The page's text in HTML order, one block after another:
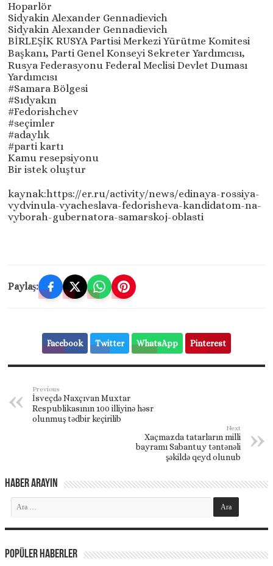
Hoparlör
Sidyakin Alexander Gennadievich
Sidyakin Alexander Gennadievich
BİRLEŞİK RUSYA Partisi Merkezi Yürütme Komitesi
Başkanı, Parti Genel Konseyi Sekreter Yardımcısı,
Rusya Federasyonu Federal Meclisi Devlet Duması
Yardımcısı
#Samara Bölgesi
#Sıdyakın
#Fedorishchev
#seçimler
#adaylık
#parti kartı
Kamu resepsiyonu
Bir istek oluştur
kaynak:https://er.ru/activity/news/edinaya-rossiya-
vydvinula-vyacheslava-fedorisheva-kandidatom-na-
vyborah-gubernatora-samarskoj-oblasti
Paylaş:
Facebook Twitter WhatsApp Pinterest
Previous
İsveçdə Naxçıvan Muxtar
Respublikasının 100 illiyinə həsr
olunmuş tədbir keçirilib
Next
Xaçmazda tatarların milli
bayramı Sabantuy təntənəli
şəkildə qeyd olunub
Haber Arayın
Popüler Haberler